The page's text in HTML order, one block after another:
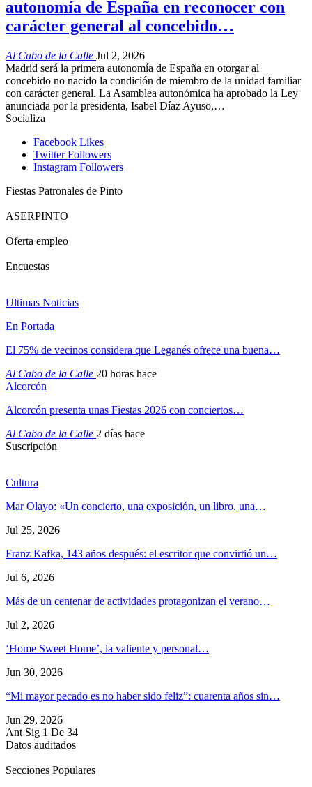
autonomía de España en reconocer con
carácter general al concebido…
Al Cabo de la Calle Jul 2, 2026
Madrid será la primera autonomía de España en otorgar al
concebido no nacido la condición de miembro de la unidad familiar
con carácter general. La Asamblea autonómica ha aprobado la Ley
anunciada por la presidenta, Isabel Díaz Ayuso,…
Socializa
Facebook Likes
Twitter Followers
Instagram Followers
Fiestas Patronales de Pinto
ASERPINTO
Oferta empleo
Encuestas
Ultimas Noticias
En Portada
El 75% de vecinos considera que Leganés ofrece una buena…
Al Cabo de la Calle 20 horas hace
Alcorcón
Alcorcón presenta unas Fiestas 2026 con conciertos…
Al Cabo de la Calle 2 días hace
Suscripción
Cultura
Mar Olayo: «Un concierto, una exposición, un libro, una…
Jul 25, 2026
Franz Kafka, 143 años después: el escritor que convirtió un…
Jul 6, 2026
Más de un centenar de actividades protagonizan el verano…
Jul 2, 2026
‘Home Sweet Home’, la valiente y personal…
Jun 30, 2026
“Mi mayor pecado es no haber sido feliz”: cuarenta años sin…
Jun 29, 2026
Ant Sig 1 De 34
Datos auditados
Secciones Populares